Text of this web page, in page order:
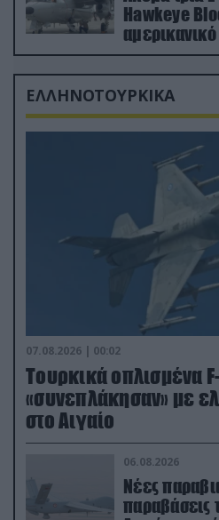
Hawkeye
δισ.δολάρια
ΕΛΛΗΝΟΤΟΥΡΚΙΚΑ
07.08.2026 | 00:02
Τουρκικά οπλισμένα
«συνεπλάκησαν» με
στο Αιγαίο
06.08.2026
Νέες
παραβάσεις